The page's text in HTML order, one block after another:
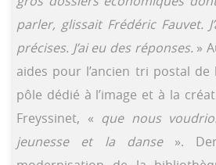
parler, glissait Frédéric Fauvet.
précises. J’ai eu des réponses. »
aides pour l’ancien tri postal
pôle dédié à l’image et à la
Freyssinet, « que nous
jeunesse et la danse».